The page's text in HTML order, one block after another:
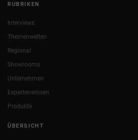
RUBRIKEN
Interviews
Themenwelten
Regional
Showrooms
Unternehmen
Expertenwissen
Produkte
ÜBERSICHT